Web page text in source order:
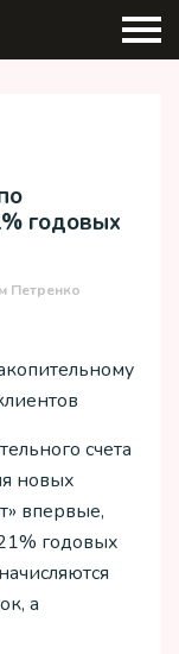
годовых
Петренко
счета
новых
впервые,
годовых
а